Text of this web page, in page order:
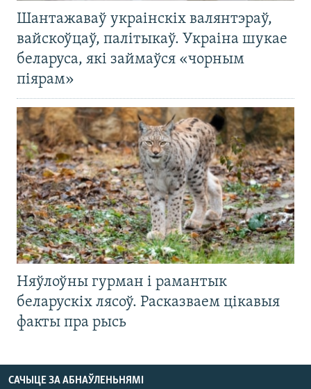
Шантажаваў украінскіх валянтэраў,
вайскоўцаў, палітыкаў. Украіна шукае
беларуса, які займаўся «чорным
піярам»
Няўлоўны гурман і рамантык
беларускіх лясоў. Расказваем цікавыя
факты пра рысь
САЧЫЦЕ ЗА АБНАЎЛЕНЬНЯМІ